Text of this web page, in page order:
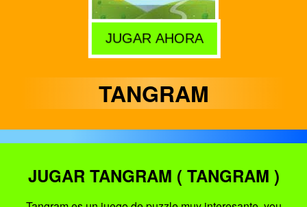
JUGAR AHORA
TANGRAM
JUGAR TANGRAM ( TANGRAM )